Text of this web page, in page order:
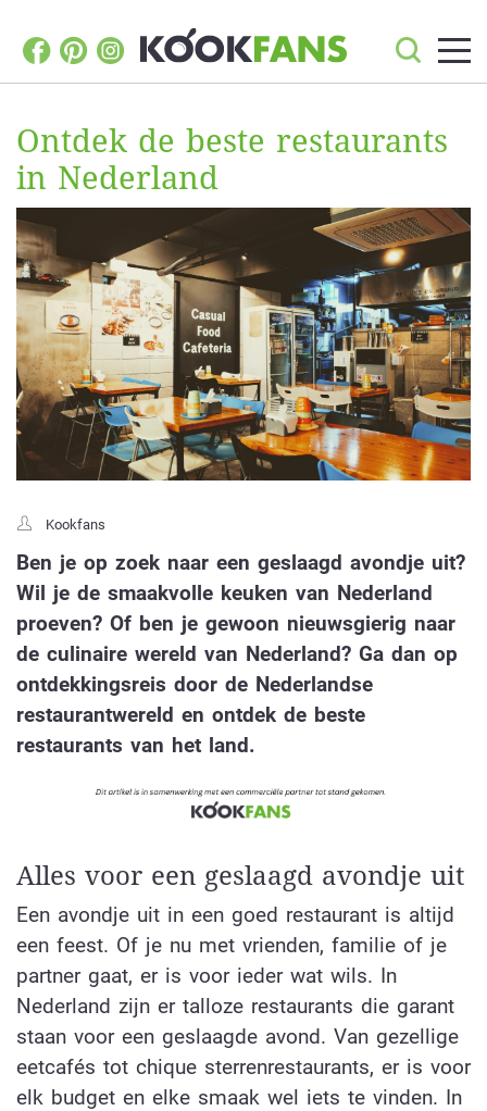
Ontdek de beste restaurants
in Nederland
Kookfans
Ben je op zoek naar een geslaagd avondje uit?
Wil je de smaakvolle keuken van Nederland
proeven? Of ben je gewoon nieuwsgierig naar
de culinaire wereld van Nederland? Ga dan op
ontdekkingsreis door de Nederlandse
restaurantwereld en ontdek de beste
restaurants van het land.
Alles voor een geslaagd avondje uit
Een avondje uit in een goed restaurant is altijd
een feest. Of je nu met vrienden, familie of je
partner gaat, er is voor ieder wat wils. In
Nederland zijn er talloze restaurants die garant
staan voor een geslaagde avond. Van gezellige
eetcafés tot chique sterrenrestaurants, er is voor
elk budget en elke smaak wel iets te vinden. In